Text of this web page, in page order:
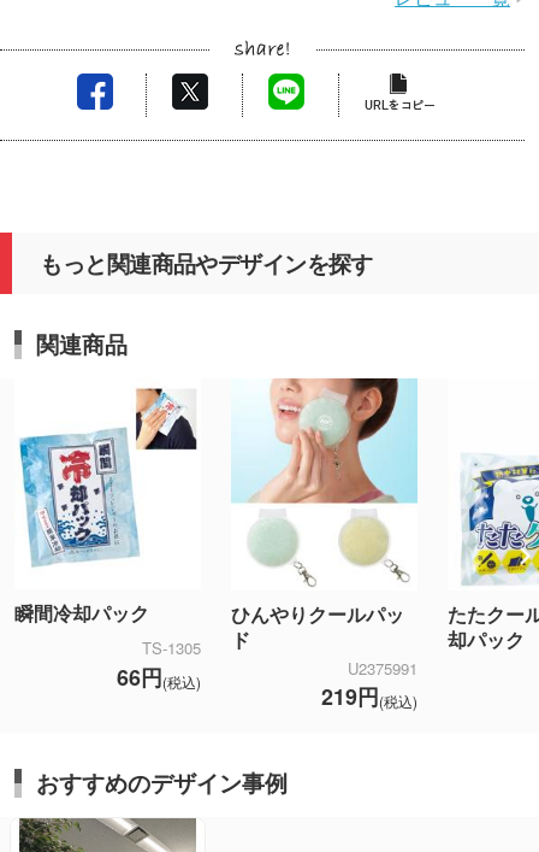
もっと関連商品やデザインを探す
関連商品
瞬間冷却パック
TS-1305
66円(税込)
ひんやりクールパッ
ド
U2375991
219円(税込)
たたクー
却パック
おすすめのデザイン事例